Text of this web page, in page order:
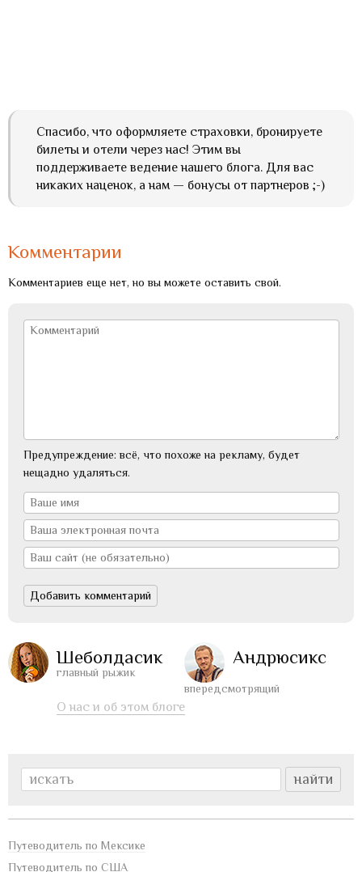
Спасибо, что оформляете страховки, бронируете
билеты и отели через нас! Этим вы
поддерживаете ведение нашего блога. Для вас
никаких наценок, а нам — бонусы от партнеров ;-)
Комментарии
Комментариев еще нет, но вы можете оставить свой.
Предупреждение: всё, что похоже на рекламу, будет
нещадно удаляться.
Шеболдасик
главный рыжик
Андрюсикс
впередсмотрящий
О нас и об этом блоге
Путеводитель по Мексике
Путеводитель по США